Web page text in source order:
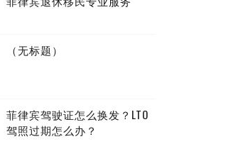
（无标题）
菲律宾驾驶证怎么换发？LTO
驾照过期怎么办？